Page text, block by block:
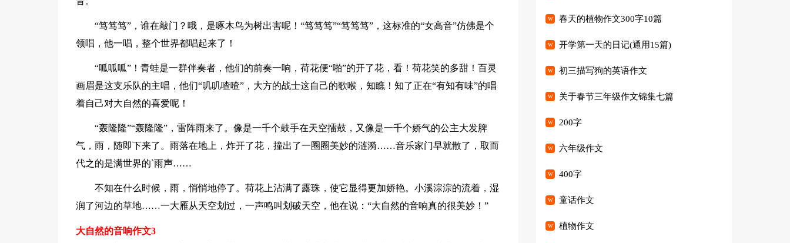
“笃笃笃”，谁在敲门？哦，是啄木鸟为树出害呢！“笃笃笃”“笃笃笃”，这标准的“女高音”仿佛是个
领唱，他一唱，整个世界都唱起来了！
“呱呱呱”！青蛙是一群伴奏者，他们的前奏一响，荷花便“啪”的开了花，看！荷花笑的多甜！百灵
画眉是这支乐队的主唱，他们“叽叽喳喳”，大方的战士这自己的歌喉，知瞧！知了正在“有知有味”的唱
着自己对大自然的喜爱呢！
“轰隆隆”“轰隆隆”，雷阵雨来了。像是一千个鼓手在天空擂鼓，又像是一千个娇气的公主大发脾
气，雨，随即下来了。雨落在地上，炸开了花，撞出了一圈圈美妙的涟漪……音乐家门早就散了，取而
代之的是满世界的`雨声……
不知在什么时候，雨，悄悄地停了。荷花上沾满了露珠，使它显得更加娇艳。小溪淙淙的流着，湿
润了河边的草地……一大雁从天空划过，一声鸣叫划破天空，他在说：“大自然的音响真的很美妙！”
大自然的音响作文3
春天的植物作文300字10篇
开学第一天的日记(通用15篇)
初三描写狗的英语作文
关于春节三年级作文锦集七篇
200字
六年级作文
400字
童话作文
植物作文